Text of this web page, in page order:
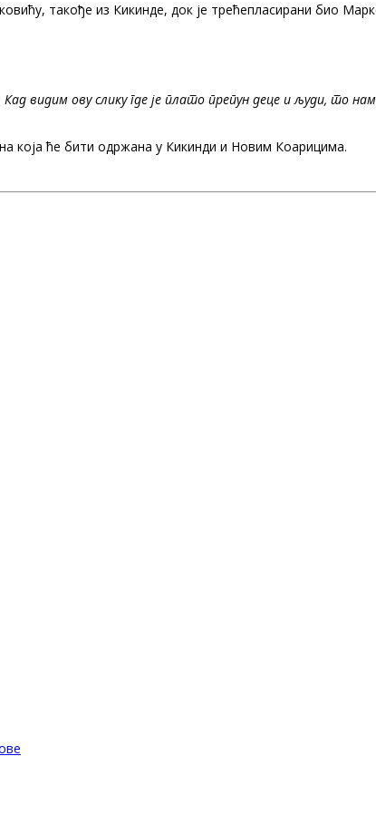
такође из Кикинде, док је трећепласирани био
видим ову слику где је плато препун деце и људи, то
која ће бити одржана у Кикинди и Новим Коарицима.